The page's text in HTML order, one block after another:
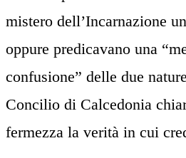
mistero dell’Incarnazione
oppure predicavano una
confusione” delle due
Concilio di Calcedonia
fermezza la verità in cui